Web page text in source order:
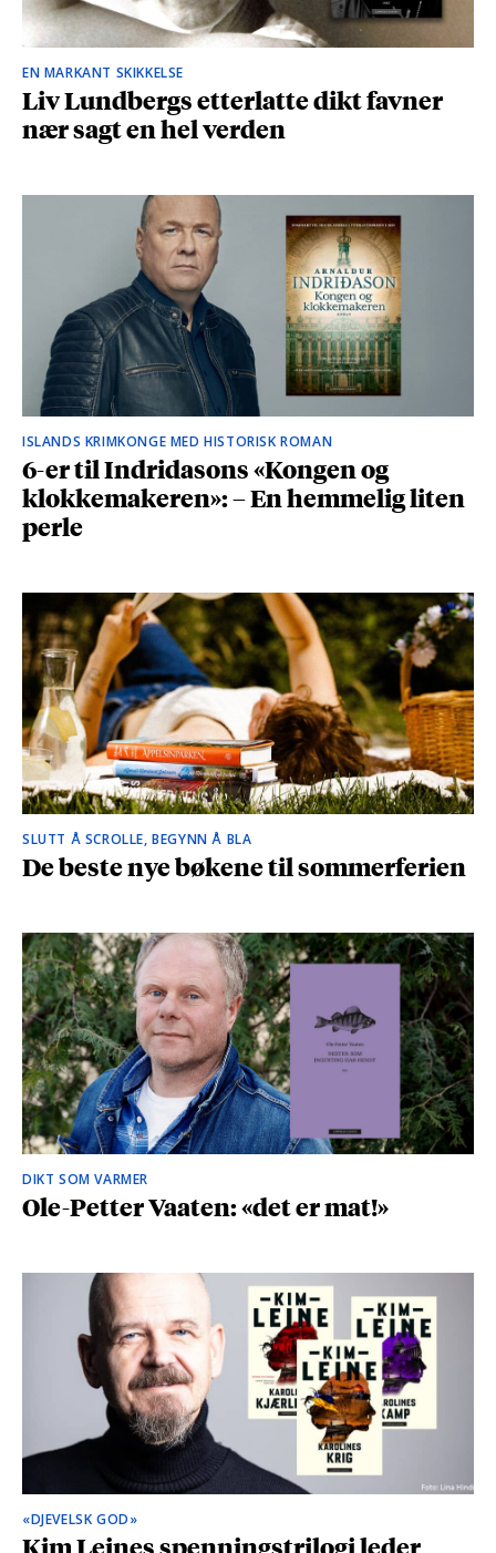
EN MARKANT SKIKKELSE
Liv Lundbergs etterlatte dikt favner
nær sagt en hel verden
ISLANDS KRIMKONGE MED HISTORISK ROMAN
6-er til Indridasons «Kongen og
klokkemakeren»: – En hemmelig liten
perle
SLUTT Å SCROLLE, BEGYNN Å BLA
De beste nye bøkene til sommerferien
DIKT SOM VARMER
Ole-Petter Vaaten: «det er mat!»
«DJEVELSK GOD»
Kim Leines spenningstrilogi leder